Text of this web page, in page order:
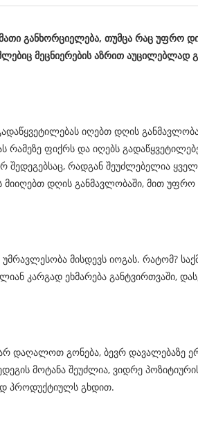
განხორციელება, თუმცა რაც უფრო
მეცნიერების აზრით აუცილებლად
იღებთ დღის
რამეზე ფიქრს და იღებს
შედეგებსაც, რადგან შეუძლებელია
დღის განმავლობაში, მით უფრო
მისდევს იოგას. რატომ?
კარგად ეხმარება განტვირთვაში,
დაღალოთ გონება, ბევრ დავალებაზე
მოტანა შეუძლია, ვიდრე
პროდუქტიულს გხდით.